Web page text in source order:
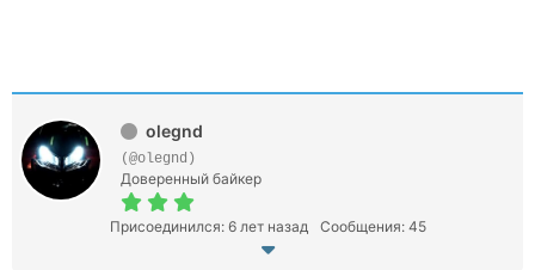
olegnd
(@olegnd)
Доверенный байкер
Присоединился: 6 лет назад Сообщения: 45